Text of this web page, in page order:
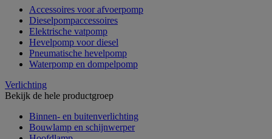
Accessoires voor afvoerpomp
Dieselpompaccessoires
Elektrische vatpomp
Hevelpomp voor diesel
Pneumatische hevelpomp
Waterpomp en dompelpomp
Verlichting
Bekijk de hele productgroep
Binnen- en buitenverlichting
Bouwlamp en schijnwerper